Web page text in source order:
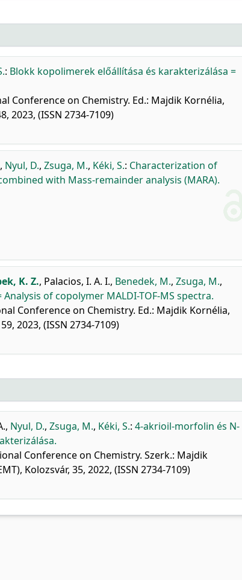
: Blokk kopolimerek előállítása és karakterizálása =
Conference on Chemistry. Ed.: Majdik Kornélia,
2023, (ISSN 2734-7109)
, Nyul, D., Zsuga, M., Kéki, S.: Characterization of
with Mass-remainder analysis (MARA).
K. Z., Palacios, I. A. I., Benedek, M., Zsuga, M.,
of copolymer MALDI-TOF-MS spectra.
Conference on Chemistry. Ed.: Majdik Kornélia,
2023, (ISSN 2734-7109)
, Nyul, D., Zsuga, M., Kéki, S.: 4-akrioil-morfolin és N-
Conference on Chemistry. Szerk.: Majdik
Kolozsvár, 35, 2022, (ISSN 2734-7109)